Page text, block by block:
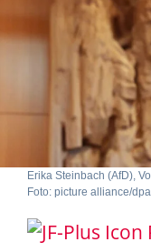
Erika Steinbach (AfD),
Foto: picture alliance/